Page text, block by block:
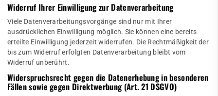
Widerruf Ihrer Einwilligung zur Datenverarbeitung
Viele Datenverarbeitungsvorgänge sind nur mit Ihrer
ausdrücklichen Einwilligung möglich. Sie können eine bereits
erteilte Einwilligung jederzeit widerrufen. Die Rechtmäßigkeit der
bis zum Widerruf erfolgten Datenverarbeitung bleibt vom
Widerruf unberührt.
Widerspruchsrecht gegen die Datenerhebung in besonderen
Fällen sowie gegen Direktwerbung (Art. 21 DSGVO)